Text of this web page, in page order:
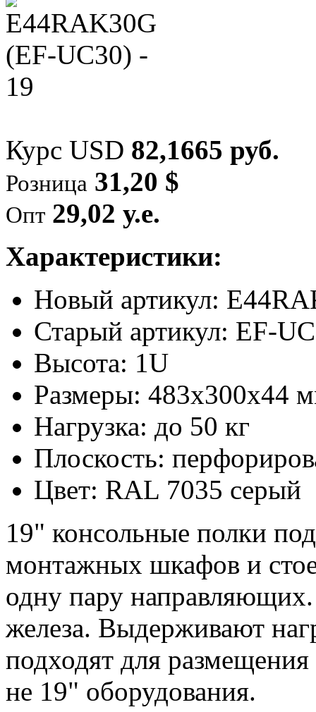
Курс USD 82,1665 руб.
Розница 31,20 $
Опт 29,02 у.е.
Характеристики:
Новый артикул:
Старый артикул: EF-
Высота: 1U
Размеры: 483х300х44
Нагрузка: до 50 кг
Плоскость:
Цвет: RAL 7035 серый
19" консольные полки
монтажных шкафов и
одну пару направляющих.
железа. Выдерживают
подходят для
не 19" оборудования.